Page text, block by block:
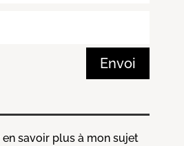
Envoi
savoir plus à mon sujet